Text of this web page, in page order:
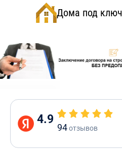
Дома под
4.9
94отзывов